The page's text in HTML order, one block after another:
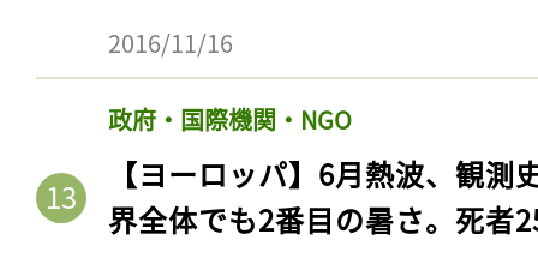
2016/11/16
政府・国際機関・NGO
【ヨーロッパ】6月熱波、観
界全体でも2番目の暑さ。死者